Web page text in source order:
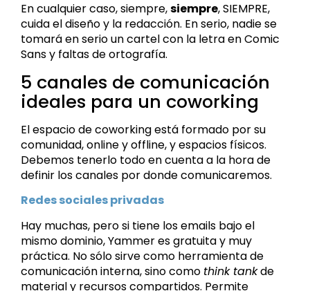
En cualquier caso, siempre,siempre, SIEMPRE,
cuida el diseño y la redacción. En serio, nadie se
tomará en serio un cartel con la letra en Comic
Sans y faltas de ortografía.
5 canales de comunicación
ideales para un coworking
El espacio de coworking está formado por su
comunidad, online y offline, y espacios físicos.
Debemos tenerlo todo en cuenta a la hora de
definir los canales por donde comunicaremos.
Redes sociales privadas
Hay muchas, pero si tiene los emails bajo el
mismo dominio,Yammeres gratuita y muy
práctica. No sólo sirve como herramienta de
comunicación interna, sino como think tankde
material y recursos compartidos. Permite